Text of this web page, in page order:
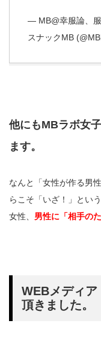
— MB@幸服論、
スナックMB
他にもMBラボ女
ます。
なんと「女性が作る男
らこそ「いざ！」とい
女性、 男性に「相手の
WEBメディ
頂きました。